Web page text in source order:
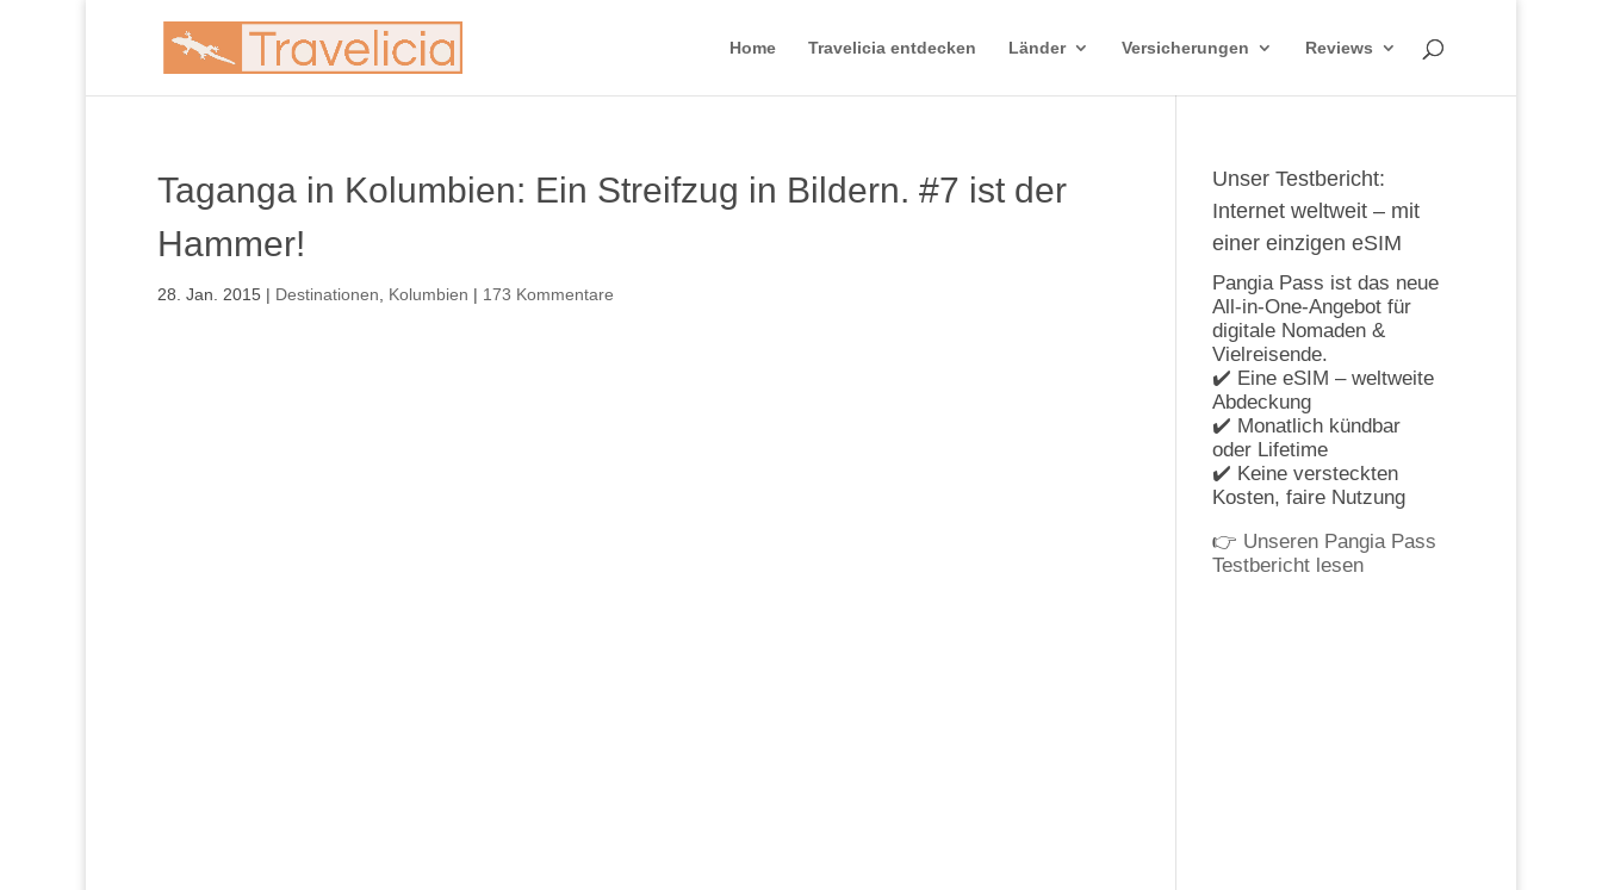
Home Travelicia entdecken Länder Versicherungen Reviews
Taganga in Kolumbien: Ein Streifzug in Bildern. #7 ist der
Hammer!
28. Jan. 2015 | Destinationen Kolumbien | 173 Kommentare
Unser Testbericht:
Internet weltweit – mit
einer einzigen eSIM
Pangia Pass ist das neue
All-in-One-Angebot für
digitale Nomaden &
Vielreisende.
✔️ Eine eSIM – weltweite
Abdeckung
✔️ Monatlich kündbar
oder Lifetime
✔️ Keine versteckten
Kosten, faire Nutzung
👉 Unseren Pangia Pass
Testbericht lesen